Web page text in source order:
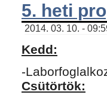
5. heti
2014. 03. 10. -
Kedd:
-
Csütörtök: